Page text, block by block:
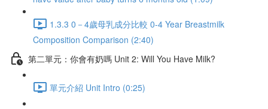
1.3.3 0－4歲母乳成分比較 0-4 Year Breastmilk
Composition Comparison (2:40)
第二單元：你會有奶嗎 Unit 2: Will You Have Milk?
單元介紹 Unit Intro (0:25)